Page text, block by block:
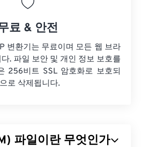
료 & 안전
변환기는 무료이며 모든 웹 브라
. 파일 보안 및 개인 정보 보호를
256비트 SSL 암호화로 보호되
로 삭제됩니다.
파일이란 무엇인가